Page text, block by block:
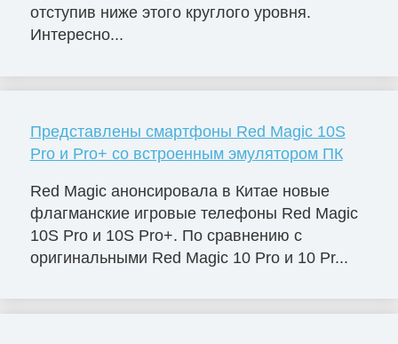
отступив ниже этого круглого уровня.
Интересно...
Представлены смартфоны Red Magic 10S
Pro и Pro+ со встроенным эмулятором ПК
Red Magic анонсировала в Китае новые
флагманские игровые телефоны Red Magic
10S Pro и 10S Pro+. По сравнению с
оригинальными Red Magic 10 Pro и 10 Pr...